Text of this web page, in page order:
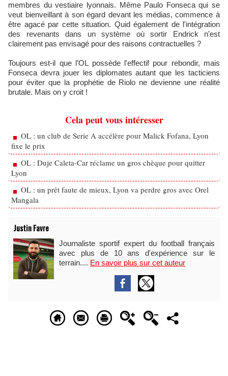
membres du vestiaire lyonnais. Même Paulo Fonseca qui se
veut bienveillant à son égard devant les médias, commence à
être agacé par cette situation. Quid également de l'intégration
des revenants dans un système où sortir Endrick n'est
clairement pas envisagé pour des raisons contractuelles ?
Toujours est-il que l’OL possède l'effectif pour rebondir, mais
Fonseca devra jouer les diplomates autant que les tacticiens
pour éviter que la prophétie de Riolo ne devienne une réalité
brutale. Mais on y croit !
Cela peut vous intéresser
OL : un club de Serie A accélère pour Malick Fofana, Lyon
fixe le prix
OL : Duje Caleta-Car réclame un gros chèque pour quitter
Lyon
OL : un prêt faute de mieux, Lyon va perdre gros avec Orel
Mangala
Justin Favre
Journaliste sportif expert du football français
avec plus de 10 ans d'expérience sur le
terrain.... En savoir plus sur cet auteur